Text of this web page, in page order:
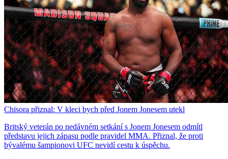
Chisora přiznal: V kleci bych před Jonem Jonesem utekl
Britský veterán po nedávném setkání s Jonem Jonesem odmítl
představu jejich zápasu podle pravidel MMA. Přiznal, že proti
bývalému šampionovi UFC nevidí cestu k úspěchu.